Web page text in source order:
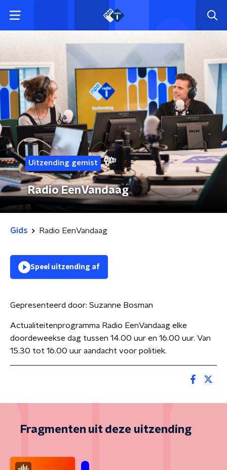
Uitzending gemist
Radio EenVandaag
Gids Radio EenVandaag
Speel uitzending af
Gepresenteerd door: Suzanne Bosman
Actualiteitenprogramma Radio EenVandaag elke
doordeweekse dag tussen 14.00 uur en 16.00 uur. Van
15.30 tot 16.00 uur aandacht voor politiek.
Fragmenten uit deze uitzending